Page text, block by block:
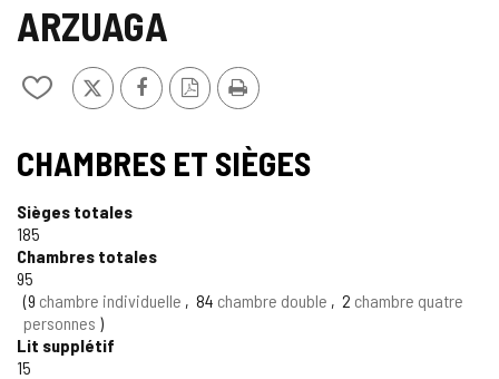
León
ARZUAGA
Ajouter/retirer
de
cahiers
X FacebookVersion
PDF
Imprimer
CHAMBRES ET SIÈGES
Sièges totales
185
Chambres totales
95
9 chambre individuelle 84 chambre double 2 chambre quatre
personnes
Lit supplétif
15